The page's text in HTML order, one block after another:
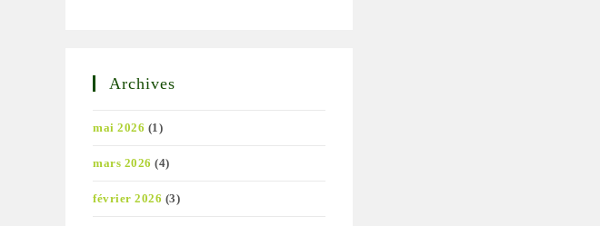
Archives
mai 2026 (1)
mars 2026 (4)
février 2026 (3)